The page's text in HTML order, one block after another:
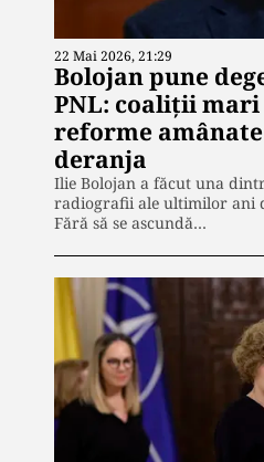
22 Mai 2026, 21:29
Bolojan pune
PNL: coaliții
reforme
deranja
Ilie Bolojan a făcut una
radiografii ale ultimilor ani
Fără să se ascundă…